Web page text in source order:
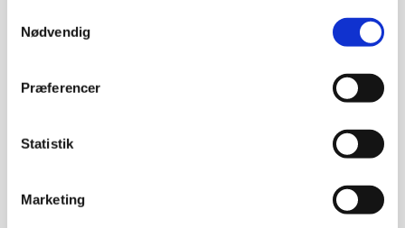
Nødvendig
Præferencer
Statistik
Marketing
info@livogdoed.dk
Ligbrændingsforening)
opsparing til begravelse, kontakt